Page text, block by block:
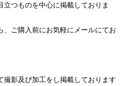
立つものを中心に掲載しておりま
、ご購入前にお気軽にメールにてお
撮影及び加工をし掲載しております